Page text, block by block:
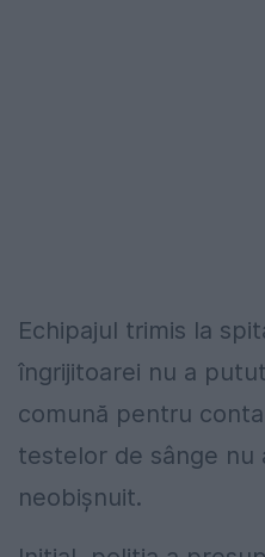
Echipajul trimis la
îngrijitoarei nu a
comună pentru
testelor de sânge nu
neobişnuit.